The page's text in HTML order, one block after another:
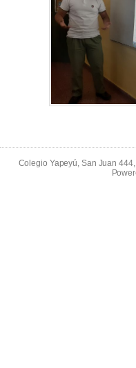
Colegio Yapeyú, San Juan